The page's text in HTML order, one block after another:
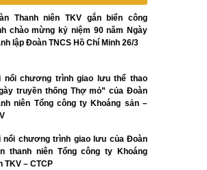
Thanh niên TKV gắn biển công
chào mừng kỷ niệm 90 năm Ngày
lập Đoàn TNCS Hồ Chí Minh 26/3
nổi chương trình giao lưu thể thao
truyền thống Thợ mỏ” của Đoàn
niên Tổng công ty Khoáng sản –
nổi chương trình giao lưu của Đoàn
thanh niên Tổng công ty Khoáng
TKV – CTCP